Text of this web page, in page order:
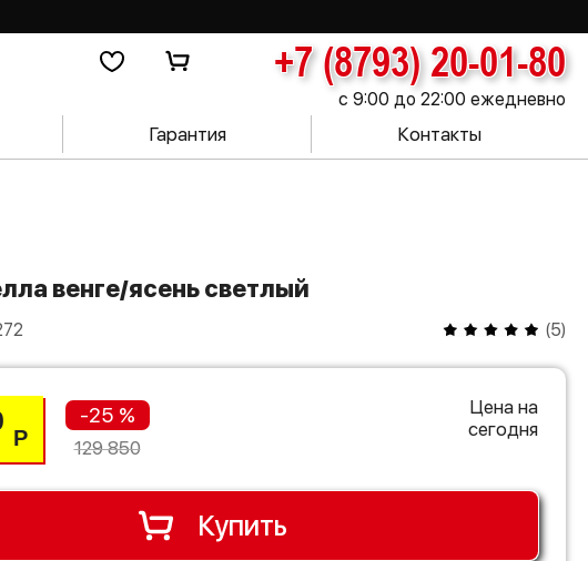
+7 (8793) 20-01-80
с 9:00 до 22:00 ежедневно
Гарантия Контакты
венге/ясень светлый
(5)
Р
-25 %
129 850
Цена на
сегодня
Купить